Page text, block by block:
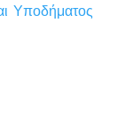
Υποδήματος